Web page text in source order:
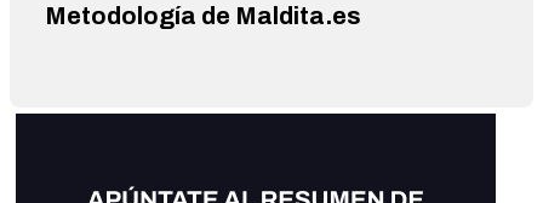
Metodología de Maldita.es